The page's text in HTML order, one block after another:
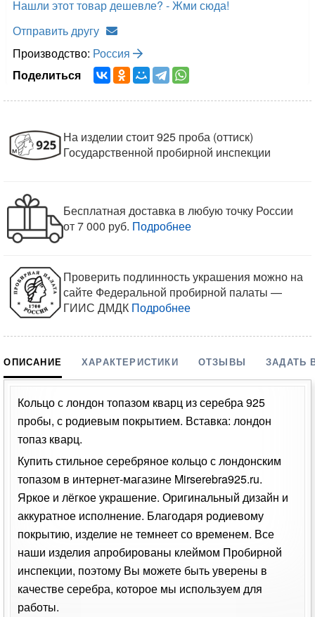
Нашли этот товар дешевле? - Жми сюда!
Отправить другу
Производство: Россия
Поделиться
На изделии стоит 925 проба (оттиск)
Государственной пробирной инспекции
Бесплатная доставка в любую точку России
от 7 000 руб. Подробнее
Проверить подлинность украшения можно на
сайте Федеральной пробирной палаты —
ГИИС ДМДК Подробнее
ОПИСАНИЕ ХАРАКТЕРИСТИКИ ОТЗЫВЫ ЗАДАТЬ
Кольцо с лондон топазом кварц из серебра 925
пробы, с родиевым покрытием. Вставка: лондон
топаз кварц.
Купить стильное серебряное кольцо с лондонским
топазом в интернет-магазине Mirserebra925.ru.
Яркое и лёгкое украшение. Оригинальный дизайн и
аккуратное исполнение. Благодаря родиевому
покрытию, изделие не темнеет со временем. Все
наши изделия апробированы клеймом Пробирной
инспекции, поэтому Вы можете быть уверены в
качестве серебра, которое мы используем для
работы.